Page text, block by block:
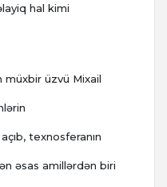
hal kimi
müxbir üzvü Mixail
texnosferanın
əsas amillərdən biri